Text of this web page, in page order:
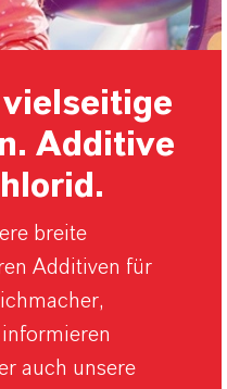
vielseitige
Additive
breite
Additiven für
auch unsere